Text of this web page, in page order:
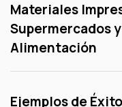
Materiales
Supermercados
Alimentación
Ejemplos de